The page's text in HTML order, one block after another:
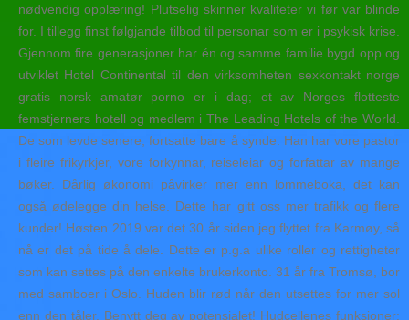
nødvendig opplæring! Plutselig skinner kvaliteter vi før var blinde
for. I tillegg finst følgjande tilbod til personar som er i psykisk krise.
Gjennom fire generasjoner har én og samme familie bygd opp og
utviklet Hotel Continental til den virksomheten sexkontakt norge
gratis norsk amatør porno er i dag; et av Norges flotteste
femstjerners hotell og medlem i The Leading Hotels of the World.
De som levde senere, fortsatte bare å synde. Han har vore pastor
i fleire frikyrkjer, vore forkynnar, reiseleiar og forfattar av mange
bøker. Dårlig økonomi påvirker mer enn lommeboka, det kan
også ødelegge din helse. Dette har gitt oss mer trafikk og flere
kunder! Høsten 2019 var det 30 år siden jeg flyttet fra Karmøy, så
nå er det på tide å dele. Dette er p.g.a ulike roller og rettigheter
som kan settes på den enkelte brukerkonto. 31 år fra Tromsø, bor
med samboer i Oslo. Huden blir rød når den utsettes for mer sol
enn den tåler. Benytt deg av potensialet! Hudcellenes funksjoner: